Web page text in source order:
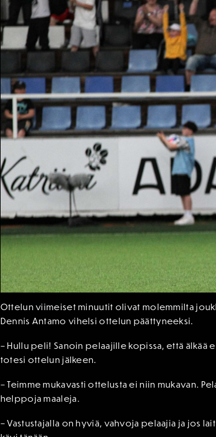
Ottelun viimeiset minuutit olivat molemmilta
Dennis Antamo vihelsi ottelun päättyneeksi.
– Hullu peli! Sanoin pelaajille kopissa, että älkää
totesi ottelun jälkeen.
– Teimme mukavasti ottelusta ei niin mukavan.
helppoja maaleja.
– Vastustajalla on hyviä, vahvoja pelaajia ja jos